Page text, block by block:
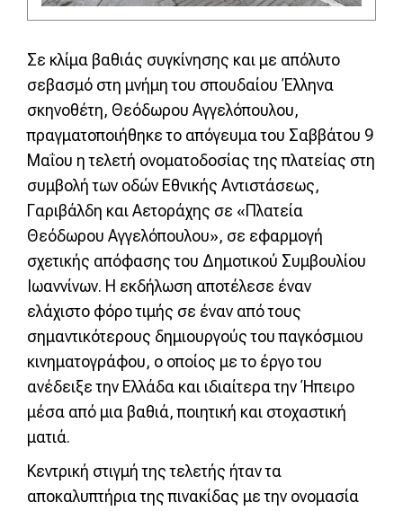
Σε κλίμα βαθιάς συγκίνησης και με απόλυτο
σεβασμό στη μνήμη του σπουδαίου Έλληνα
σκηνοθέτη, Θεόδωρου Αγγελόπουλου,
πραγματοποιήθηκε το απόγευμα του Σαββάτου 9
Μαΐου η τελετή ονοματοδοσίας της πλατείας στη
συμβολή των οδών Εθνικής Αντιστάσεως,
Γαριβάλδη και Αετοράχης σε «Πλατεία
Θεόδωρου Αγγελόπουλου», σε εφαρμογή
σχετικής απόφασης του Δημοτικού Συμβουλίου
Ιωαννίνων. Η εκδήλωση αποτέλεσε έναν
ελάχιστο φόρο τιμής σε έναν από τους
σημαντικότερους δημιουργούς του παγκόσμιου
κινηματογράφου, ο οποίος με το έργο του
ανέδειξε την Ελλάδα και ιδιαίτερα την Ήπειρο
μέσα από μια βαθιά, ποιητική και στοχαστική
ματιά.
Κεντρική στιγμή της τελετής ήταν τα
αποκαλυπτήρια της πινακίδας με την ονομασία